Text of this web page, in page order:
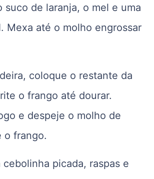
suco de laranja, o mel e uma
Mexa até o molho engrossar
coloque o restante da
o frango até dourar.
e despeje o molho de
o frango.
picada, raspas e